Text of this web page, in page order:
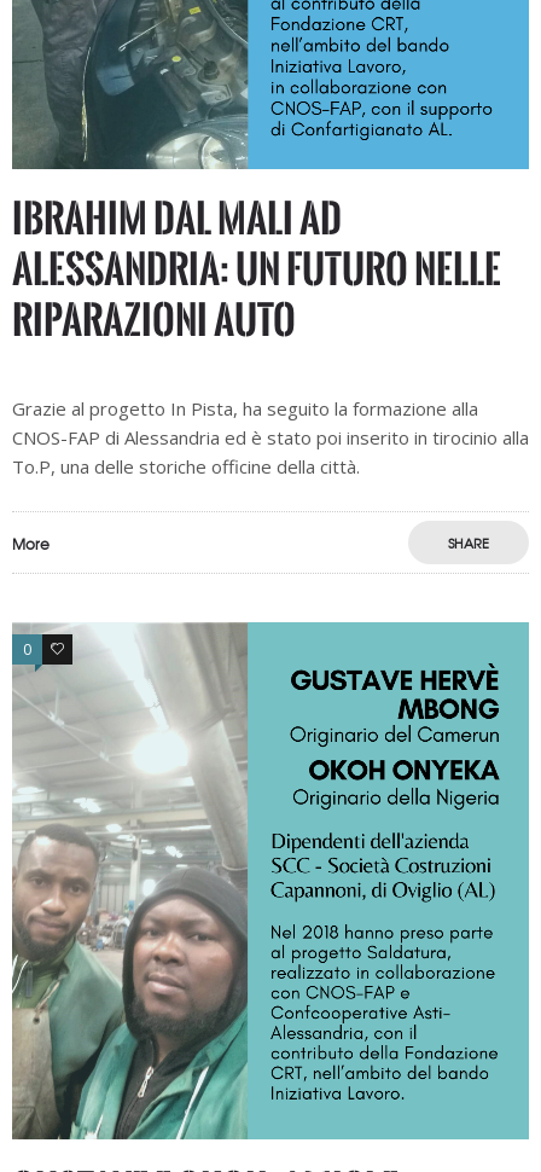
Ibrahim dal Mali ad
Alessandria: un futuro nelle
riparazioni auto
Grazie al progetto In Pista, ha seguito la formazione alla
CNOS-FAP di Alessandria ed è stato poi inserito in tirocinio alla
To.P, una delle storiche officine della città.
More SHARE
0 0